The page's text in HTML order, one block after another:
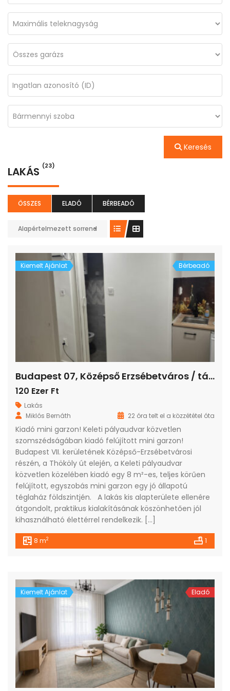
Keresés
LAKÁS (23)
ÖSSZES ELADÓ BÉRBEADÓ
Alapértelmezett sorrend
Kiemelt Ajánlat Bérbeadó
Budapest 07, Középső Erzsébetváros / társasházi lakás / tégla / 1 szoba / 8 m²
120 Ezer Ft
Lakás
Miklós Bernáth
22 óra telt el a közzététel óta
Kiadó mini garzon! Keleti pályaudvar közvetlen
szomszédságában kiadó felújított mini garzon!
Budapest VII. kerületének Középső-Erzsébetvárosi
részén, a Thököly út elején, a Keleti pályaudvar
közvetlen közelében kiadó egy 8 m²-es, teljes körűen
felújított, egyszobás mini garzon egy jó állapotú
téglaház földszintjén. A lakás kis alapterülete ellenére
átgondolt, praktikus kialakításának köszönhetően jól
kihasználható élettérrel rendelkezik. […]
8 m2 1
Kiemelt Ajánlat Eladó